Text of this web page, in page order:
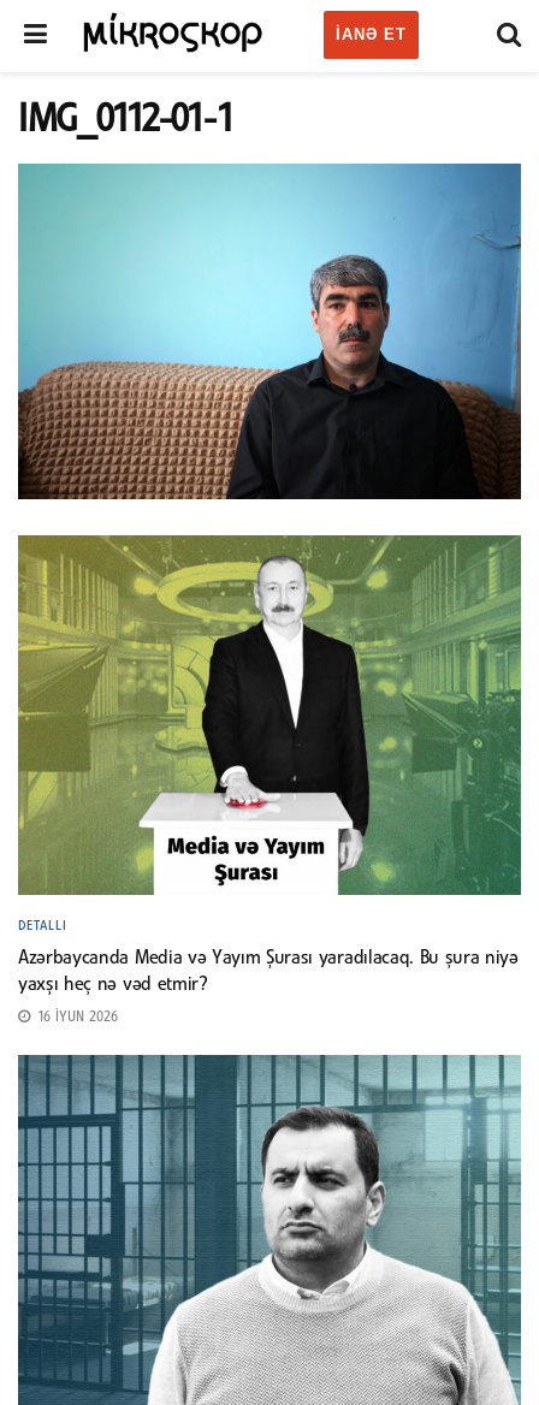
IANƏ ET
IMG_0112-01-1
DETALLI
Azərbaycanda Media və Yayım Şurası yaradılacaq. Bu şura niyə
yaxşı heç nə vəd etmir?
16 İYUN 2026